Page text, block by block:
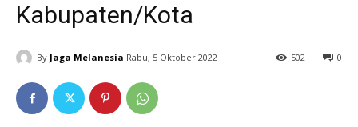
Kabupaten/Kota
By Jaga Melanesia Rabu, 5 Oktober 2022 0
502